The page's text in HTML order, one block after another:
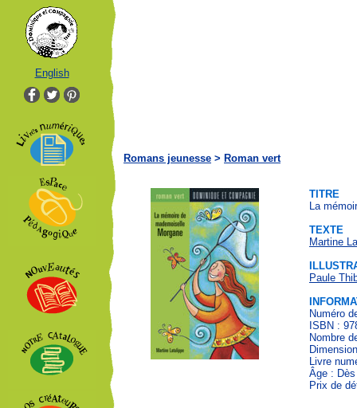
English
Romans jeunesse > Roman vert
TITRE
La
TEXTE
Martine
Paule
Numéro
ISBN :
Nombre
Livre
Âge :
Prix de